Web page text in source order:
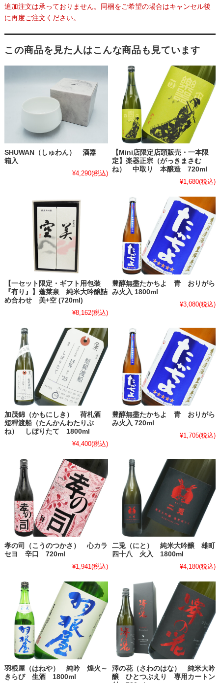
追加注文は承っておりません。同梱をご希望の場合はキャンセル後
に再度ご注文ください。
この商品を見た人はこんな商品も見ています
SHUWAN（しゅわん） 酒器
箱入
¥4,290(税込)
【Mini店限定店頭販売・一本限
定】楽器正宗（がっきまさむ
ね） 中取り 本醸造 720ml
¥1,680(税込)
【一セット限定・ギフト用包装
『有り』】蓬莱泉 純米大吟醸詰
め合わせ 美+空 (720ml)
¥8,162(税込)
豊醇無盡たかちよ 青 おりがら
み火入 1800ml
¥3,080(税込)
加茂錦（かもにしき） 荷札酒
短稈渡船（たんかんわたりぶ
ね） しぼりたて 1800ml
¥4,400(税込)
豊醇無盡たかちよ 青 おりがら
み火入 720ml
¥1,705(税込)
孝の司（こうのつかさ） 心カラ
セヨ 辛口 720ml
¥1,941(税込)
二兎（にと） 純米大吟醸 雄町
四十八 火入 1800ml
¥4,180(税込)
羽根屋（はねや） 純吟 煌火～
きらび 生酒 1800ml
澤の花（さわのはな） 純米大吟
醸 ひとつぶえり 専用カートン